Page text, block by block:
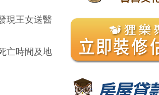
現王女送醫
亡時間及地